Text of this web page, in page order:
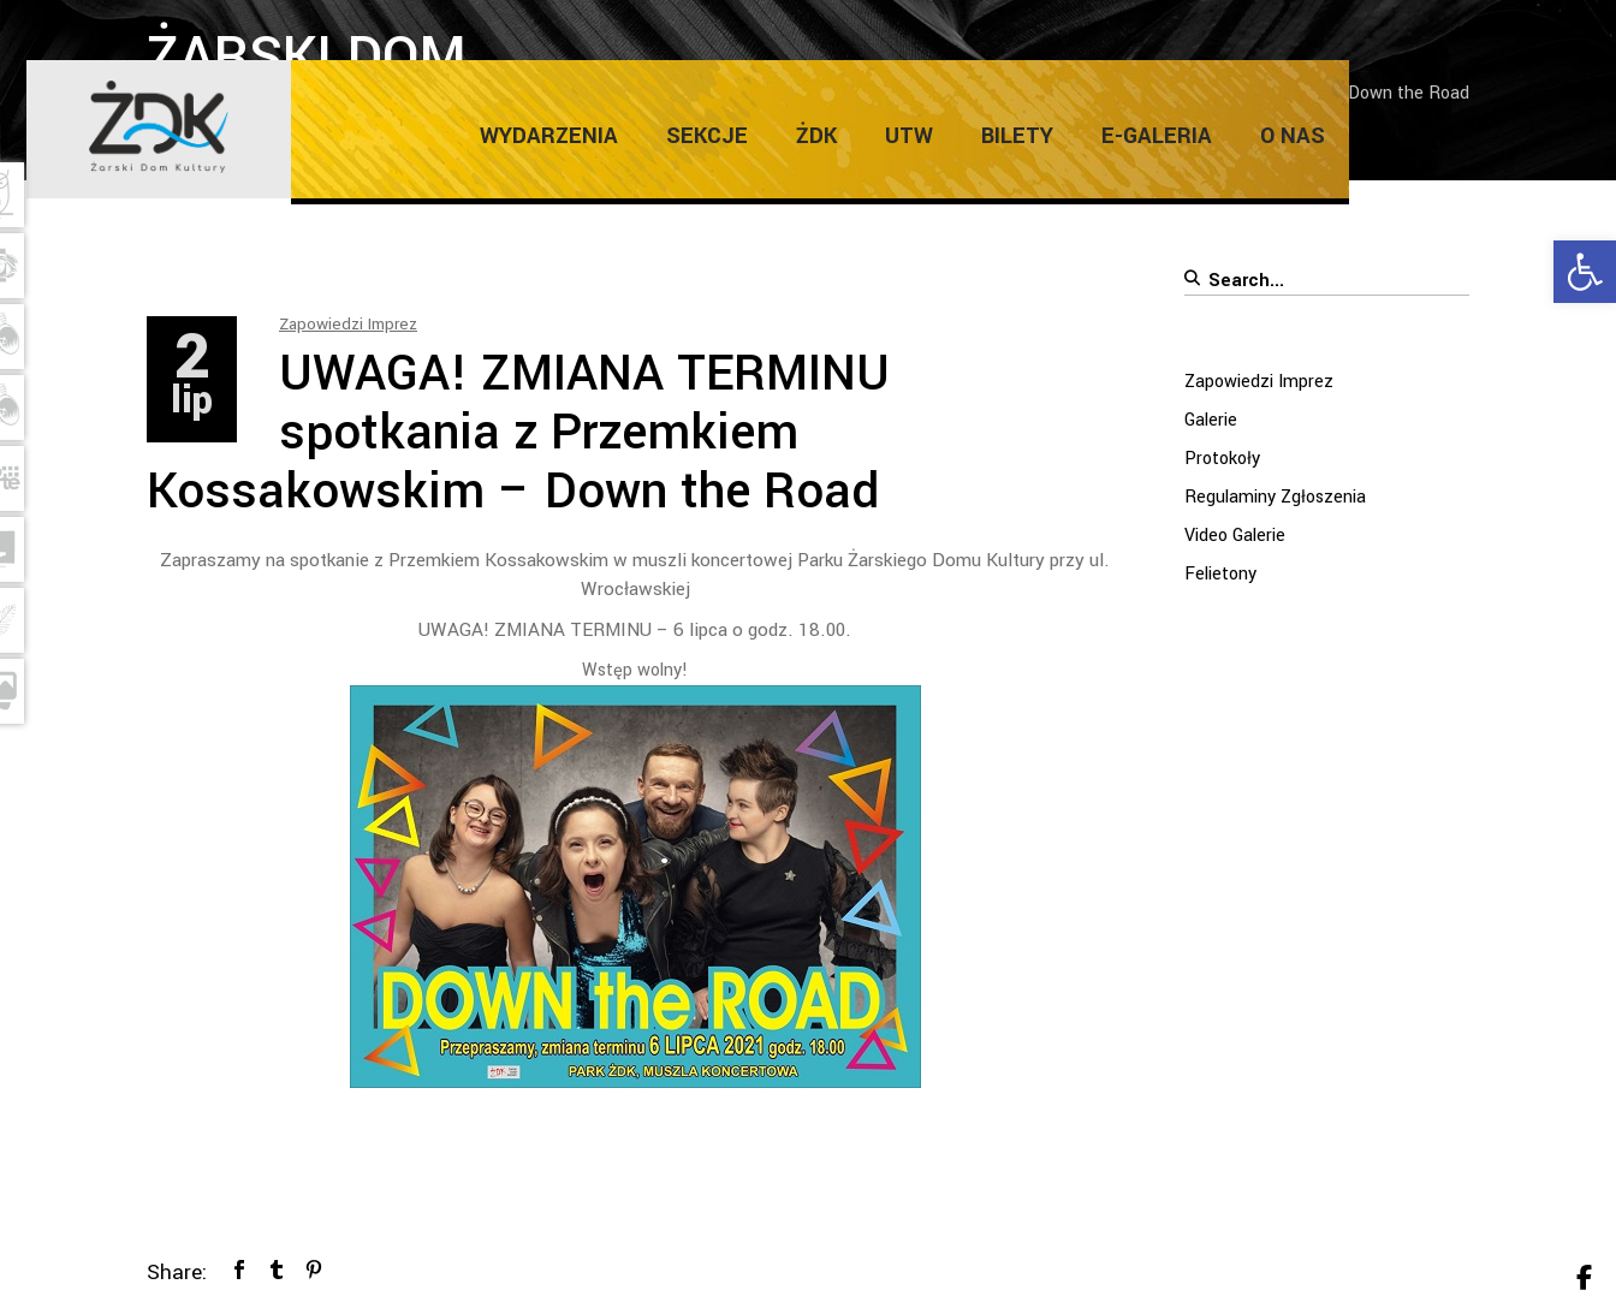
WYDARZENIA SEKCJE ŻDK UTW BILETY E-GALERIA O NAS
ŻARSKI DOM
KULTURY
Home /Zapowiedzi Imprez /UWAGA! ZMIANA TERMINU spotkania z Przemkiem Kossakowskim – Down the Road
2
lip
Zapowiedzi Imprez
UWAGA! ZMIANA TERMINU
spotkania z Przemkiem
Kossakowskim – Down the Road
Zapraszamy na spotkanie z Przemkiem Kossakowskim w muszli koncertowej Parku Żarskiego Domu Kultury przy ul.
Wrocławskiej
UWAGA! ZMIANA TERMINU – 6 lipca o godz. 18.00.
Wstęp wolny!
Share:
Search
Zapowiedzi Imprez
Galerie
Protokoły
Regulaminy Zgłoszenia
Video Galerie
Felietony